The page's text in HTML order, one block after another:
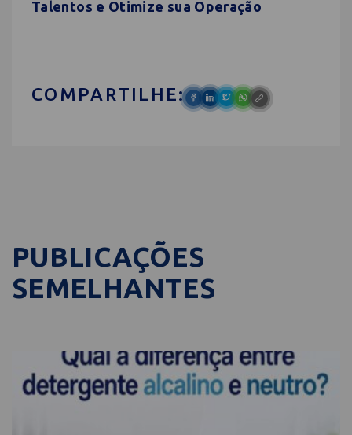
Talentos e Otimize sua Operação
COMPARTILHE:
PUBLICAÇÕES
SEMELHANTES